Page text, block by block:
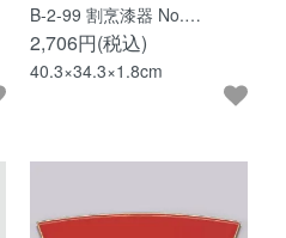
B-2-99 割烹漆器 No.…
2,706円(税込)
40.3×34.3×1.8cm